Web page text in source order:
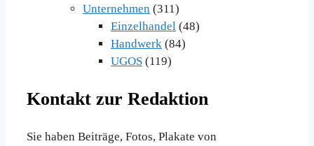
Unternehmen (311)
Einzelhandel (48)
Handwerk (84)
UGOS (119)
Kontakt zur Redaktion
Sie haben Beiträge, Fotos, Plakate von